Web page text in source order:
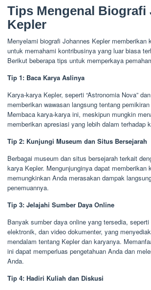
Tips Mengenal Biografi
Kepler
Menyelami biografi Johannes Kepler memberikan
untuk memahami kontribusinya yang luar biasa
Berikut beberapa tips untuk memperkaya
Tip 1: Baca Karya Aslinya
Karya-karya Kepler, seperti “Astronomia Nova”
memberikan wawasan langsung tentang
Membaca karya-karya ini, meskipun mungkin
memberikan apresiasi yang lebih dalam terhadap
Tip 2: Kunjungi Museum dan Situs Bersejarah
Berbagai museum dan situs bersejarah terkait
karya Kepler. Mengunjunginya dapat memberikan
memungkinkan Anda merasakan dampak
penemuannya.
Tip 3: Jelajahi Sumber Daya Online
Banyak sumber daya online yang tersedia,
elektronik, dan video dokumenter, yang
mendalam tentang Kepler dan karyanya.
ini dapat memperluas pengetahuan Anda dan
Anda.
Tip 4: Hadiri Kuliah dan Diskusi